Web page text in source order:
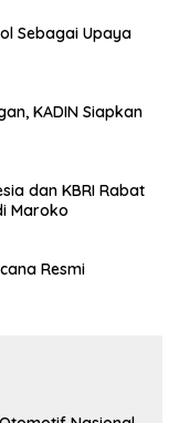
Sebagai Upaya
KADIN Siapkan
dan KBRI Rabat
Maroko
Resmi